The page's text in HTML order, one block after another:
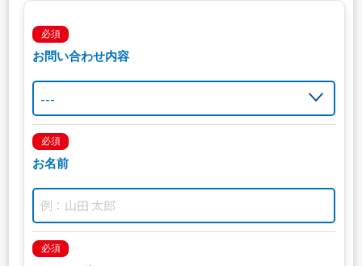
必須
お問い合わせ内容
必須
お名前
必須